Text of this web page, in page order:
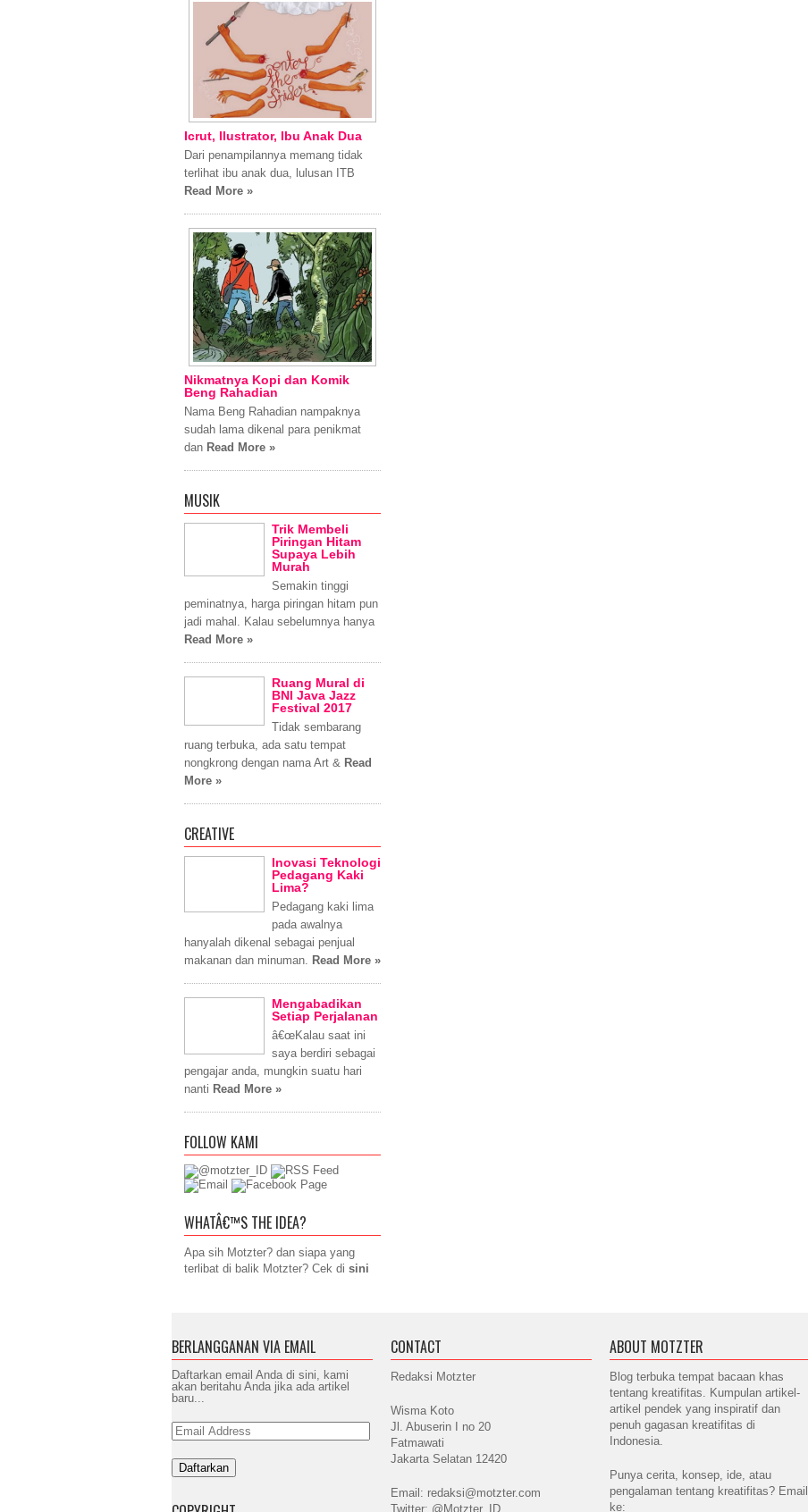
Icrut, Ilustrator, Ibu Anak Dua
Dari penampilannya memang tidak
terlihat ibu anak dua, lulusan ITB
Read More »
Nikmatnya Kopi dan Komik
Beng Rahadian
Nama Beng Rahadian nampaknya
sudah lama dikenal para penikmat
dan Read More »
MUSIK
Trik Membeli
Piringan Hitam
Supaya Lebih
Murah
Semakin tinggi
peminatnya, harga piringan hitam pun
jadi mahal. Kalau sebelumnya hanya
Read More »
Ruang Mural di
BNI Java Jazz
Festival 2017
Tidak sembarang
ruang terbuka, ada satu tempat
nongkrong dengan nama Art & Read
More »
CREATIVE
Inovasi Teknologi
Pedagang Kaki
Lima?
Pedagang kaki lima
pada awalnya
hanyalah dikenal sebagai penjual
makanan dan minuman. Read More »
Mengabadikan
Setiap Perjalanan
â€œKalau saat ini
saya berdiri sebagai
pengajar anda, mungkin suatu hari
nanti Read More »
FOLLOW KAMI
WHATÂ€™S THE IDEA?
Apa sih Motzter? dan siapa yang
terlibat di balik Motzter? Cek di sini
BERLANGGANAN VIA EMAIL
Daftarkan email Anda di sini, kami
akan beritahu Anda jika ada artikel
baru...
Email
Address
CONTACT
Redaksi Motzter
Wisma Koto
Jl. Abuserin I no 20
Fatmawati
Jakarta Selatan 12420
Email: redaksi@motzter.com
Twitter: @Motzter_ID
ABOUT MOTZTER
Blog terbuka tempat bacaan khas
tentang kreatifitas. Kumpulan artikel-
artikel pendek yang inspiratif dan
penuh gagasan kreatifitas di
Indonesia.
Punya cerita, konsep, ide, atau
pengalaman tentang kreatifitas? Email
ke: